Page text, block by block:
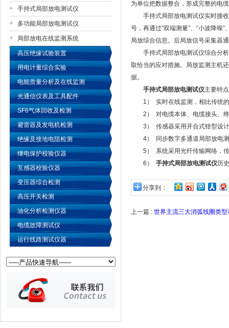
手持式局部放电测试仪
多功能局部放电测试仪
局部放电在线监测系统
高压绝缘试验装置
用电计量综合实验
电能质量分析及在线监测
光通信仪表及工具配件
SF6气体回收及检测
避雷器及发电机检测
绝缘及接地电阻检测
继电保护校验仪器
互感器校验仪器
变压器综合检测
高压开关检测
油化分析检测仪器
电缆故障测试仪
运行线路测试仪器
为单位把数据整合，形成完整的电
手持式局部放电测试仪实时接收
号，再通过“双端测量”、“小波降噪
局放综合信息。后局放信号采集器
手持式局部放电测试仪综合分析
取恰当的应对措施。局放监测主机
据。
手持式局部放电测试仪主要特
1） 实时在线监测，相比传统的
2） 对电缆本体、电缆接头、终
3） 传感器采用开合式钳型设计
4） 同步数字多通道局部放电测
5） 系统采用光纤传输网络，传
6） 手持式局部放电测试仪历
分享到：
上一篇 : 世界主流三大消弧线圈类型